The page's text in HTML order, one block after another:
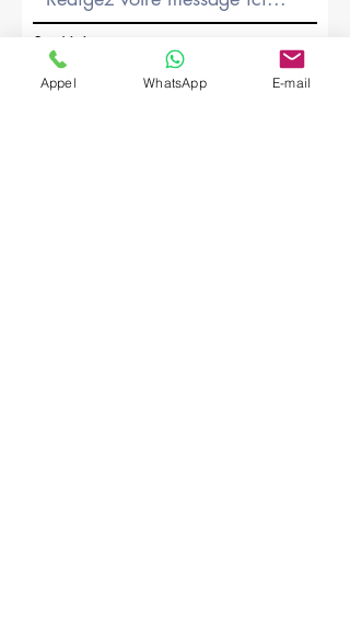
Société
Appel WhatsApp E-mail